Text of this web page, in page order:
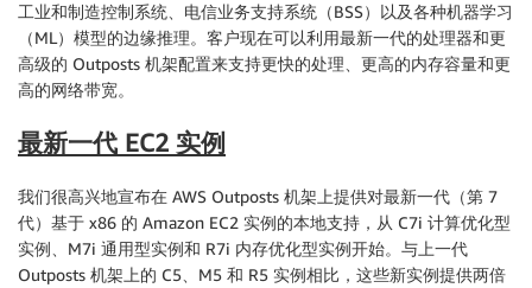
工业和制造控制系统、电信业务支持系统（BSS）以及各种机器学习
（ML）模型的边缘推理。客户现在可以利用最新一代的处理器和更
高级的 Outposts 机架配置来支持更快的处理、更高的内存容量和更
高的网络带宽。
最新一代 EC2 实例
我们很高兴地宣布在 AWS Outposts 机架上提供对最新一代（第 7
代）基于 x86 的 Amazon EC2 实例的本地支持，从 C7i 计算优化型
实例、M7i 通用型实例和 R7i 内存优化型实例开始。与上一代
Outposts 机架上的 C5、M5 和 R5 实例相比，这些新实例提供两倍